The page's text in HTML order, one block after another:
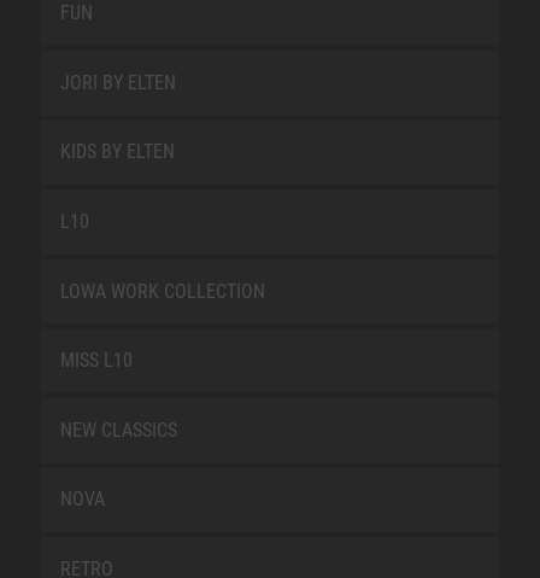
FUN
JORI BY ELTEN
KIDS BY ELTEN
L10
LOWA WORK COLLECTION
MISS L10
NEW CLASSICS
NOVA
RETRO